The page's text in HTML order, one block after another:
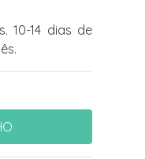
10-14 dias de